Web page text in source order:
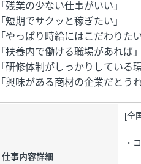
「残業の少ない仕事がいい」
「短期でサクッと稼ぎたい」
「やっぱり時給にはこだわりたい
「扶養内で働ける職場があれば」
「研修体制がしっかりしている
「興味がある商材の企業だとう
仕事内容詳細
[全
・